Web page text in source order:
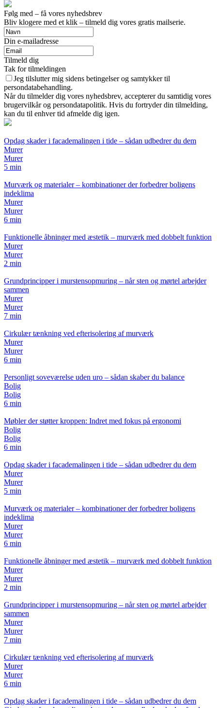
Følg med – få vores nyhedsbrev
Bliv klogere med et klik – tilmeld dig vores gratis mailserie.
Din e-mailadresse
Tilmeld dig
Tak for tilmeldingen
Jeg tilslutter mig sidens betingelser og samtykker til
persondatabehandling.
Når du tilmelder dig vores nyhedsbrev, accepterer du samtidig vores
brugervilkår og persondatapolitik. Hvis du fortryder din tilmelding,
kan du til enhver tid afmelde dig igen.
Opdag skader i facademalingen i tide – sådan udbedrer du dem
Murer
Murer
5 min
Murværk og materialer – kombinationer der forbedrer boligens
indeklima
Murer
Murer
6 min
Funktionelle åbninger med æstetik – murværk med dobbelt funktion
Murer
Murer
2 min
Grundprincipper i murstensopmuring – når sten og mørtel arbejder
sammen
Murer
Murer
7 min
Cirkulær tænkning ved efterisolering af murværk
Murer
Murer
6 min
Personligt soveværelse uden uro – sådan skaber du balance
Bolig
Bolig
6 min
Møbler der støtter kroppen: Indret med fokus på ergonomi
Bolig
Bolig
6 min
Opdag skader i facademalingen i tide – sådan udbedrer du dem
Murer
Murer
5 min
Murværk og materialer – kombinationer der forbedrer boligens
indeklima
Murer
Murer
6 min
Funktionelle åbninger med æstetik – murværk med dobbelt funktion
Murer
Murer
2 min
Grundprincipper i murstensopmuring – når sten og mørtel arbejder
sammen
Murer
Murer
7 min
Cirkulær tænkning ved efterisolering af murværk
Murer
Murer
6 min
Opdag skader i facademalingen i tide – sådan udbedrer du dem